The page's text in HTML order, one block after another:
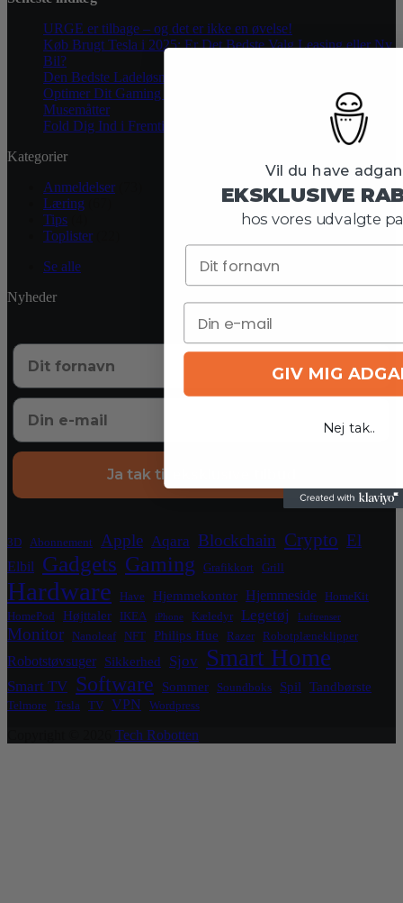
URGE er tilbage – og det er ikke en øvelse!
Køb Brugt Tesla i 2025: Er Det Bedste Valg Leasing eller Ny
Bil?
Den Bedste Ladeløsning til Din Tesla i Danmark
Optimer Dit Gaming Setup Med Gooshpads: Premium
Musemåtter
Fold Dig Ind i Fremtiden med Samsung Galaxy Z Flip 5
Kategorier
Anmeldelser
Læring
Tips
Toplister
Se alle
Nyheder
Ja tak til eksklusive tilbud
3D Abonnement Apple Aqara Blockchain Crypto El
Elbil Gadgets Gaming Grafikkort Grill
Hardware Have Hjemmekontor Hjemmeside
HomeKit
HomePod
Højttaler IKEA iPhone Kæledyr Legetøj Luftrenser
Monitor Nanoleaf NFT Philips Hue Razer Robotplæneklipper
Robotstøvsuger Sikkerhed Sjov Smart Home
Smart TV Software Sommer Soundboks Spil Tandbørste
Telmore Tesla TV VPN Wordpress
Tech Robotten
Vil du have
EKSKLUSIVE
hos vores udvalgte
GIV MIG
Nej tak..